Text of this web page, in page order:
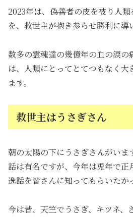
2023年は、偽善者の皮を被り人
を、救世主が抱き参らせ勝利に導
数多の霊魂達の幾億年の血の涙の
は、人類にとってとてつもなく大
ます。
救世主はうさぎさん
朝の太陽の下にうさぎさんがいま
話は有名ですが、今年は兎年で正
逸話を皆さんに知ってもらいたか
今は昔、天竺でうさぎ、キツネ、